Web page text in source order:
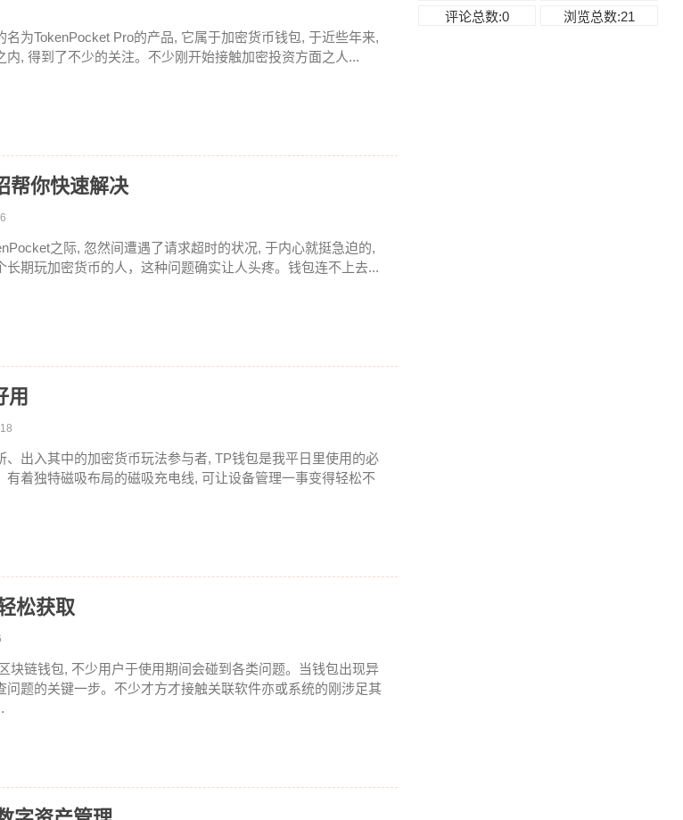
名为TokenPocket Pro的产品, 它属于加密货币钱包, 于近些年来,
内, 得到了不少的关注。不少刚开始接触加密投资方面之人...
帮你快速解决
之际, 忽然间遭遇了请求超时的状况, 于内心就挺急迫的,
长期玩加密货币的人，这种问题确实让人头疼。钱包连不上去...
用
、出入其中的加密货币玩法参与者, TP钱包是我平日里使用的必
有着独特磁吸布局的磁吸充电线, 可让设备管理一事变得轻松不
松获取
块链钱包, 不少用户于使用期间会碰到各类问题。当钱包出现异
问题的关键一步。不少才方才接触关联软件亦或系统的刚涉足其
评论总数:0
浏览总数:21